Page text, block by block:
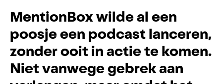
MentionBoxwildeal een
poosjeeen podcastlanceren,
zonderooitinactietekomen.
Nietvanwegegebrekaan